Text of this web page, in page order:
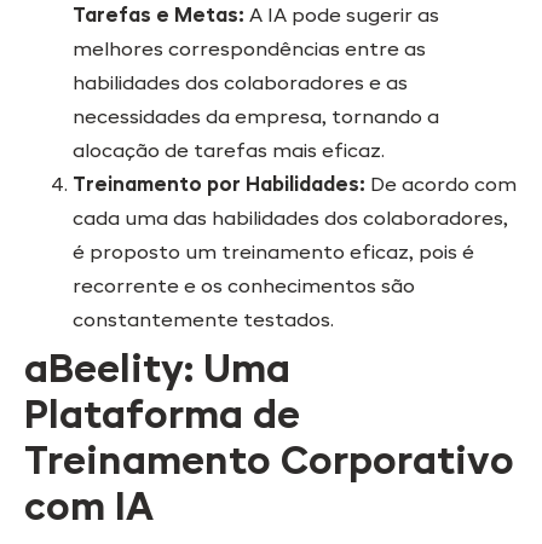
Tarefas e Metas: A IA pode sugerir as
melhores correspondências entre as
habilidades dos colaboradores e as
necessidades da empresa, tornando a
alocação de tarefas mais eficaz.
Treinamento por Habilidades: De acordo com
cada uma das habilidades dos colaboradores,
é proposto um treinamento eficaz, pois é
recorrente e os conhecimentos são
constantemente testados.
aBeelity: Uma
Plataforma de
Treinamento Corporativo
com IA